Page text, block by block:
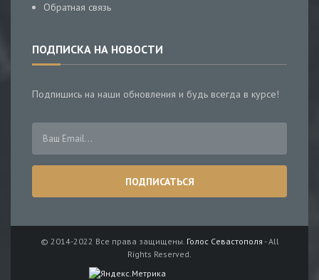
Обратная связь
ПОДПИСКА НА НОВОСТИ
Подпишись на наши обновления и будь всегда в курсе!
© 2014-2022 Все права защищены. Голос Севастополя - All
Rights Reserved.